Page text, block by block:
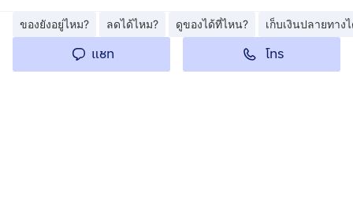
ของยังอยู่ไหม? ลดได้ไหม? ดูของได้ที่ไหน? เก็บเงินปลายทาง
แชท โทร